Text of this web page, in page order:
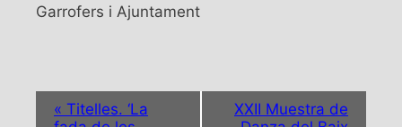
Garrofers i Ajuntament
« Titelles. ‘La
XXII Muestra de